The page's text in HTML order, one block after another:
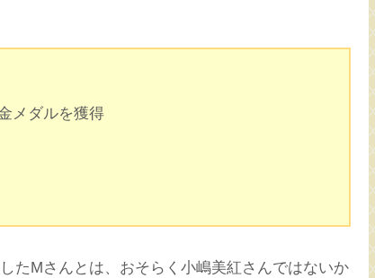
メダルを獲得
たMさんとは、おそらく小嶋美紅さんではないか